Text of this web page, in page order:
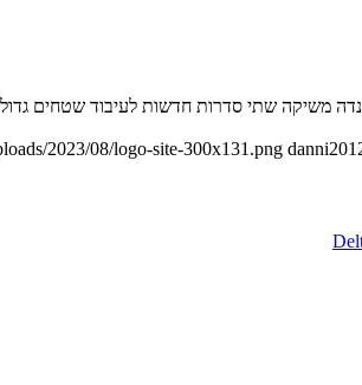
משיקה שתי סדרות חדשות לעיבוד שטחים
2023/08/logo-site-300x131.png danni